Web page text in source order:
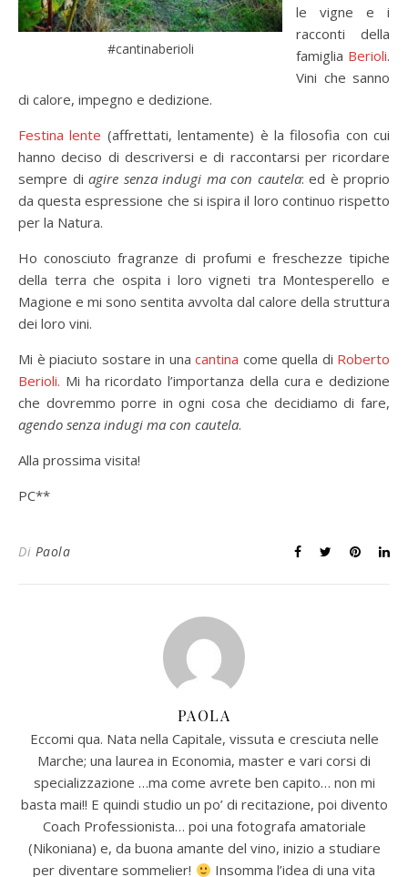
#cantinaberioli
le vigne e i
racconti della
famiglia Berioli.
Vini che sanno
di calore, impegno e dedizione.
Festina lente (affrettati, lentamente) è la filosofia con cui
hanno deciso di descriversi e di raccontarsi per ricordare
sempre di agire senza indugi ma con cautela: ed è proprio
da questa espressione che si ispira il loro continuo rispetto
per la Natura.
Ho conosciuto fragranze di profumi e freschezze tipiche
della terra che ospita i loro vigneti tra Montesperello e
Magione e mi sono sentita avvolta dal calore della struttura
dei loro vini.
Mi è piaciuto sostare in una cantina come quella di Roberto
Berioli. Mi ha ricordato l’importanza della cura e dedizione
che dovremmo porre in ogni cosa che decidiamo di fare,
agendo senza indugi ma con cautela.
Alla prossima visita!
PC**
Di Paola
PAOLA
Eccomi qua. Nata nella Capitale, vissuta e cresciuta nelle
Marche; una laurea in Economia, master e vari corsi di
specializzazione …ma come avrete ben capito… non mi
basta mai!! E quindi studio un po’ di recitazione, poi divento
Coach Professionista… poi una fotografa amatoriale
(Nikoniana) e, da buona amante del vino, inizio a studiare
per diventare sommelier!
Insomma l’idea di una vita